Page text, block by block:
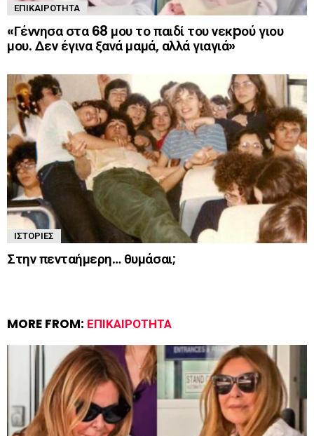
ΕΠΙΚΑΙΡΌΤΗΤΑ
«Γέννησα στα 68 μου το παιδί του νεκpού γιου
μου. Δεν έγινα ξανά μαμά, αλλά γιαγιά»
ΙΣΤΟΡΊΕΣ
Στην πενταήμερη… θυμάσαι;
MORE FROM: ΕΠΙΚΑΙΡΌΤΗΤΑ